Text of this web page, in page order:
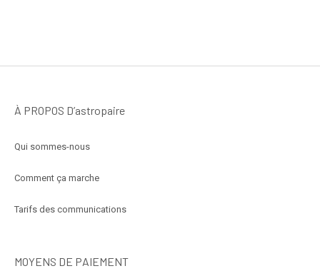
À PROPOS D’astropaire
Qui sommes-nous
Comment ça marche
Tarifs des communications
MOYENS DE PAIEMENT